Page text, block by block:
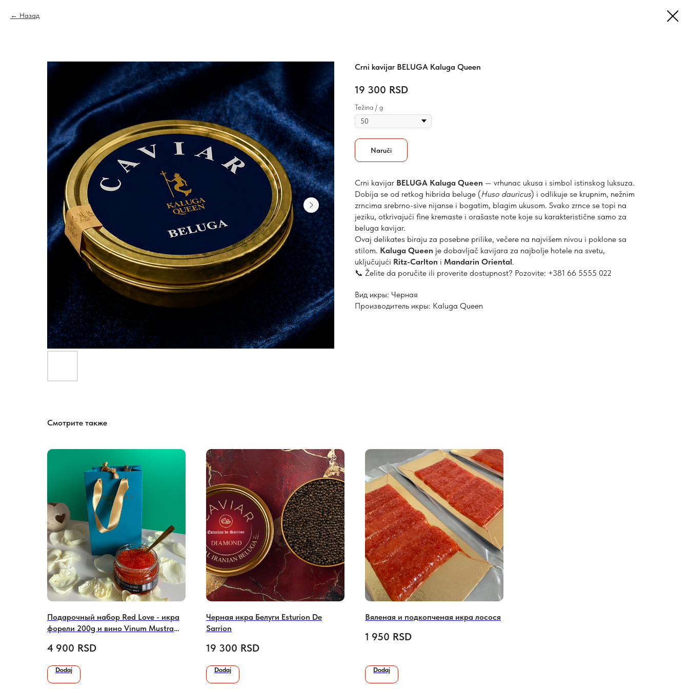
Назад
Crni kavijar BELUGA Kaluga Queen
19 300 RSD
Težina / g
Naruči
Crni kavijar BELUGA Kaluga Queen — vrhunac ukusa i simbol istinskog luksuza.
Dobija se od retkog hibrida beluge (Huso dauricus) i odlikuje se krupnim, nežnim
zrncima srebrno-sive nijanse i bogatim, blagim ukusom. Svako zrnce se topi na
jeziku, otkrivajući fine kremaste i orašaste note koje su karakteristične samo za
beluga kavijar.
Ovaj delikates biraju za posebne prilike, večere na najvišem nivou i poklone sa
stilom. Kaluga Queen je dobavljač kavijara za najbolje hotele na svetu,
uključujući Ritz-Carlton i Mandarin Oriental.
📞 Želite da poručite ili proverite dostupnost? Pozovite: +381 66 5555 022
Вид икры: Черная
Производитель икры: Kaluga Queen
Смотрите также
Подарочный набор Red Love - икра
форели 200g и вино Vinum Mustra
4 900 RSD
Dodaj
Черная икра Белуги Esturion De
Sarrion
19 300 RSD
Dodaj
Вяленая и подкопченая икра лосося
1 950 RSD
Dodaj